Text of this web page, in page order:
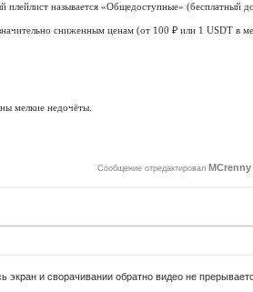
называется «Общедоступные» (бесплатный
сниженным ценам (от 100 ₽ или 1 USDT в
мелкие недочёты.
Сообщение отредактировал MCrenny
и сворачивании обратно видео не